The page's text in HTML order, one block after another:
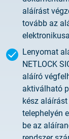
aláírást
tovább az
Lenyomat
NETLOCK
aláíró
aktiválható
kész
telephelyén
be az